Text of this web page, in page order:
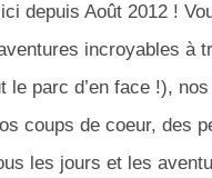
depuis Août 2012 !
incroyables à
le parc d’en face !), nos
coups de coeur, des
les jours et les